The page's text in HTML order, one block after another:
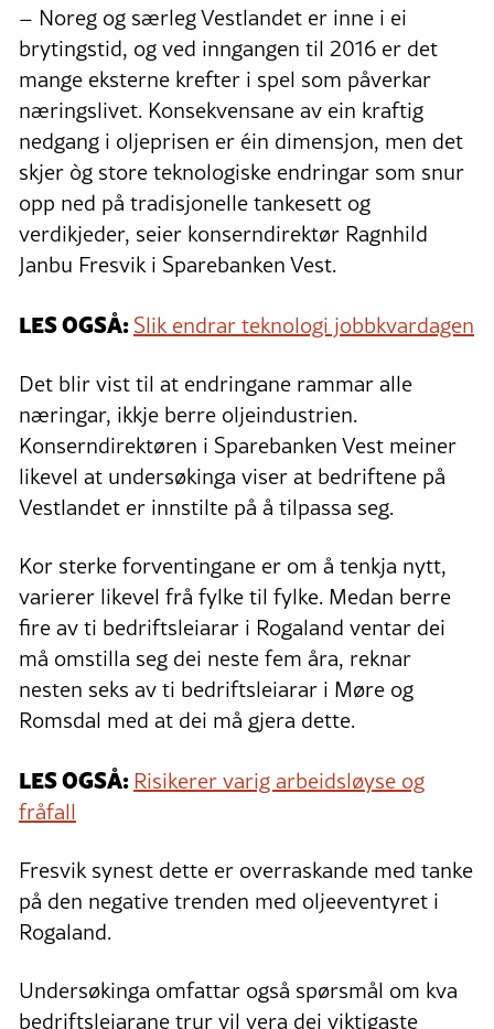
– Noreg og særleg Vestlandet er inne i ei
brytingstid, og ved inngangen til 2016 er det
mange eksterne krefter i spel som påverkar
næringslivet. Konsekvensane av ein kraftig
nedgang i oljeprisen er éin dimensjon, men det
skjer òg store teknologiske endringar som snur
opp ned på tradisjonelle tankesett og
verdikjeder, seier konserndirektør Ragnhild
Janbu Fresvik i Sparebanken Vest.
LES OGSÅ:Slik endrar teknologi jobbkvardagen
Det blir vist til at endringane rammar alle
næringar, ikkje berre oljeindustrien.
Konserndirektøren i Sparebanken Vest meiner
likevel at undersøkinga viser at bedriftene på
Vestlandet er innstilte på å tilpassa seg.
Kor sterke forventingane er om å tenkja nytt,
varierer likevel frå fylke til fylke. Medan berre
fire av ti bedriftsleiarar i Rogaland ventar dei
må omstilla seg dei neste fem åra, reknar
nesten seks av ti bedriftsleiarar i Møre og
Romsdal med at dei må gjera dette.
LES OGSÅ: Risikerer varig arbeidsløyse og
fråfall
Fresvik synest dette er overraskande med tanke
på den negative trenden med oljeeventyret i
Rogaland.
Undersøkinga omfattar også spørsmål om kva
bedriftsleiarane trur vil vera dei viktigaste